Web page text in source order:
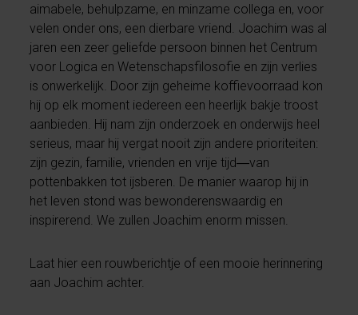
aimabele, behulpzame, en minzame collega en, voor
velen onder ons, een dierbare vriend. Joachim was al
jaren een zeer geliefde persoon binnen het Centrum
voor Logica en Wetenschapsfilosofie en zijn verlies
is onwerkelijk. Door zijn geheime koffievoorraad kon
hij op elk moment iedereen een heerlijk bakje troost
aanbieden. Hij nam zijn onderzoek en onderwijs heel
serieus, maar hij vergat nooit zijn andere prioriteiten:
zijn gezin, familie, vrienden en vrije tijd―van
pottenbakken tot ijsberen. De manier waarop hij in
het leven stond was bewonderenswaardig en
inspirerend. We zullen Joachim enorm missen.
Laat hier een rouwberichtje of een mooie herinnering
aan Joachim achter.